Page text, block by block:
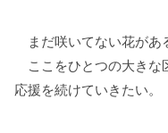
まだ咲いてない花があ
ここをひとつの大きな
応援を続けていきたい。